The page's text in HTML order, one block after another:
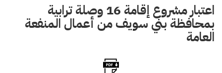
اعتبار مشروع إقامة 16 وصلة ترابية
بمحافظة بني سويف من أعمال المنفعة
العامة